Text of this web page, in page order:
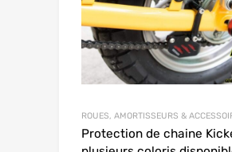
ROUES, AMORTISSEURS &
Protection de chaine